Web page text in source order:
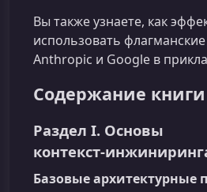
Вы также узнаете, как
использовать
Anthropic и Google в
Содержание книги
Раздел I. Основы
Базовые архитектурные